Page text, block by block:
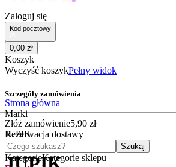
Zaloguj się
Kod pocztowy
0,00 zł
Koszyk
Wyczyść koszykPełny widok
Szczegóły zamówienia
Złóż zamówienie5,90 zł
Rezerwacja dostawy
Czego szukasz?
Szukaj
KategorieKategorie sklepu
Strona główna
Marki
JUPIK